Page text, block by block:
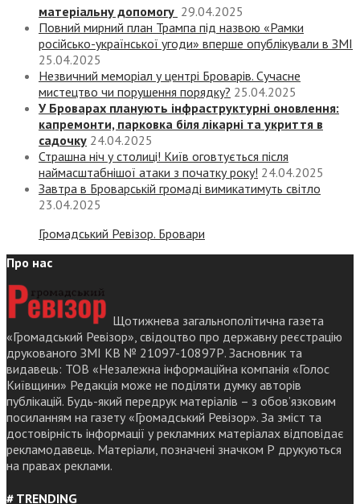
матеріальну допомогу 29.04.2025
Повний мирний план Трампа під назвою «‎Рамки
російсько-української угоди» вперше опублікували в ЗМІ
25.04.2025
Незвичний меморіал у центрі Броварів. Сучасне
мистецтво чи порушення порядку? 25.04.2025
У Броварах планують інфраструктурні оновлення:
капремонти, парковка біля лікарні та укриття в
садочку 24.04.2025
Страшна ніч у столиці! Київ оговтується після
наймасштабнішої атаки з початку року! 24.04.2025
Завтра в Броварській громаді вимикатимуть світло
23.04.2025
Громадський Ревізор. Бровари
Про нас
Щотижнева загальнополітична газета
«Громадський Ревізор», свідоцтво про державну реєстрацію
друкованого ЗМІ КВ № 21097-10897Р. Засновник та
видавець: ТОВ «Незалежна інформаційна компанія «Голос
Київщини» Редакція може не поділяти думку авторів
публікацій. Будь-який передрук матеріалів – з обов’язковим
посиланням на газету «Громадський Ревізор». За зміст та
достовірність інформації у рекламних матеріалах відповідає
рекламодавець. Матеріали, позначені значком Р друкуються
на правах реклами.
# TRENDING